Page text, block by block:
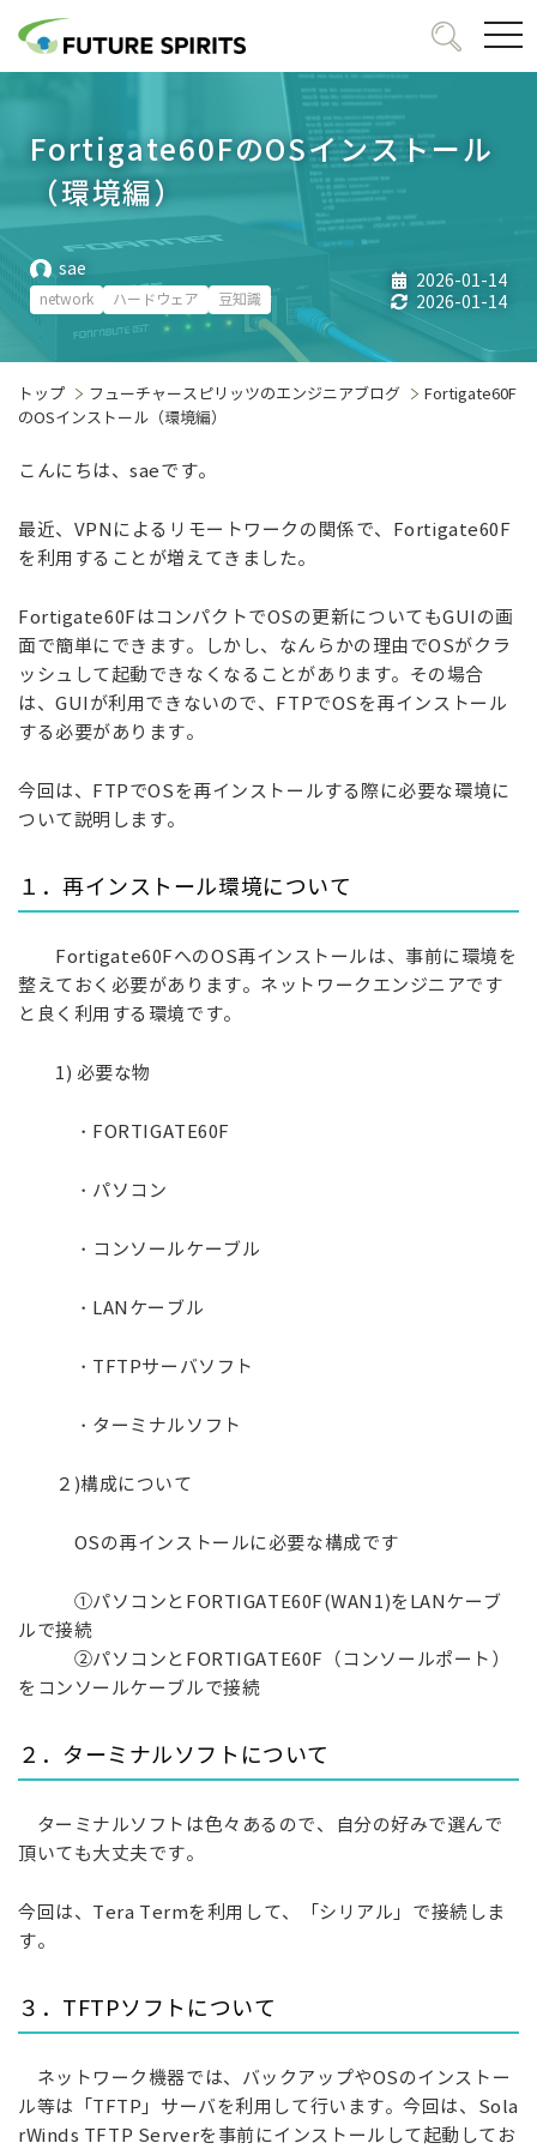
Fortigate60FのOSインストール
（環境編）
sae
network ハードウェア 豆知識
2026-01-14
2026-01-14
トップ フューチャースピリッツのエンジニアブログ
Fortigate60F
のOSインストール（環境編）
こんにちは、saeです。
最近、VPNによるリモートワークの関係で、Fortigate60F
を利用することが増えてきました。
Fortigate60FはコンパクトでOSの更新についてもGUIの画
面で簡単にできます。しかし、なんらかの理由でOSがクラ
ッシュして起動できなくなることがあります。その場合
は、GUIが利用できないので、FTPでOSを再インストール
する必要があります。
今回は、FTPでOSを再インストールする際に必要な環境に
ついて説明します。
１．再インストール環境について
Fortigate60FへのOS再インストールは、事前に環境を
整えておく必要があります。ネットワークエンジニアです
と良く利用する環境です。
1) 必要な物
・FORTIGATE60F
・パソコン
・コンソールケーブル
・LANケーブル
・TFTPサーバソフト
・ターミナルソフト
２)構成について
OSの再インストールに必要な構成です
①パソコンとFORTIGATE60F(WAN1)をLANケーブ
ルで接続
②パソコンとFORTIGATE60F（コンソールポート）
をコンソールケーブルで接続
２．ターミナルソフトについて
ターミナルソフトは色々あるので、自分の好みで選んで
頂いても大丈夫です。
今回は、Tera Termを利用して、「シリアル」で接続しま
す。
３．TFTPソフトについて
ネットワーク機器では、バックアップやOSのインストー
ル等は「TFTP」サーバを利用して行います。今回は、Sola
rWinds TFTP Serverを事前にインストールして起動してお